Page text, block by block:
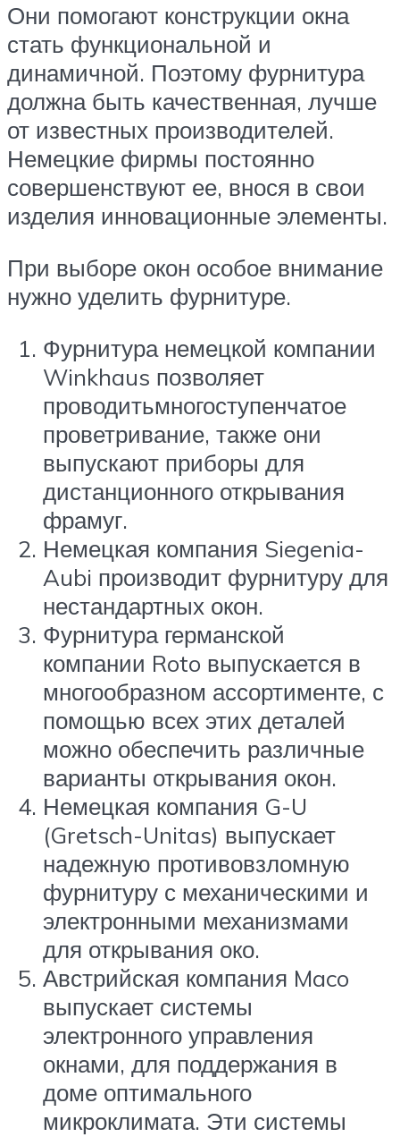
Они помогают конструкции окна
стать функциональной и
динамичной. Поэтому фурнитура
должна быть качественная, лучше
от известных производителей.
Немецкие фирмы постоянно
совершенствуют ее, внося в свои
изделия инновационные элементы.
При выборе окон особое внимание
нужно уделить фурнитуре.
Фурнитура немецкой компании
Winkhaus позволяет
проводитьмногоступенчатое
проветривание, также они
выпускают приборы для
дистанционного открывания
фрамуг.
Немецкая компания Siegenia-
Aubi производит фурнитуру для
нестандартных окон.
Фурнитура германской
компании Roto выпускается в
многообразном ассортименте, с
помощью всех этих деталей
можно обеспечить различные
варианты открывания окон.
Немецкая компания G-U
(Gretsch-Unitas) выпускает
надежную противовзломную
фурнитуру с механическими и
электронными механизмами
для открывания око.
Австрийская компания Maco
выпускает системы
электронного управления
окнами, для поддержания в
доме оптимального
микроклимата. Эти системы